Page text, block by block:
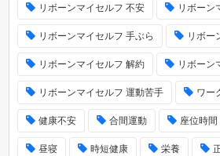
リボーンマイセルフ 不安 リボーン
リボーンマイセルフ 手ぶら リボー
リボーンマイセルフ 解約 リボーン
リボーンマイセルフ 運動苦手 ワー
健康不安 合間運動 座位時間
昼寝 時短健康 栄養